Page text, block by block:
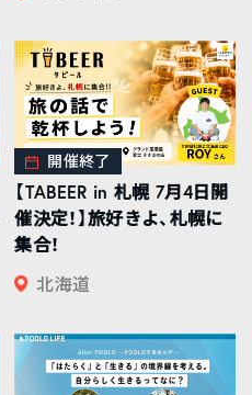
開催終了
【TABEER in 札幌 7月4日開
催決定！】旅好きよ、札幌に
集合！
北海道